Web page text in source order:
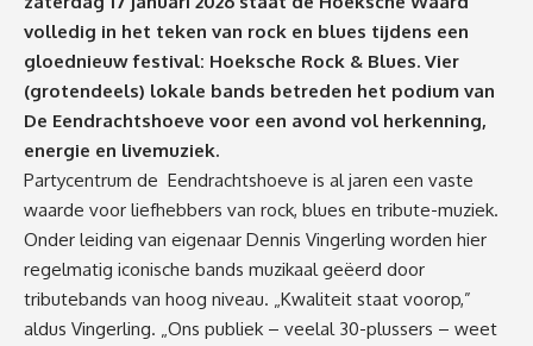
volledig in het teken van rock en blues tijdens een
gloednieuw festival: Hoeksche Rock & Blues. Vier
(grotendeels) lokale bands betreden het podium van
De Eendrachtshoeve voor een avond vol herkenning,
energie en livemuziek.
Partycentrum de Eendrachtshoeve is al jaren een vaste
waarde voor liefhebbers van rock, blues en tribute-muziek.
Onder leiding van eigenaar Dennis Vingerling worden hier
regelmatig iconische bands muzikaal geëerd door
tributebands van hoog niveau. „Kwaliteit staat voorop,”
aldus Vingerling. „Ons publiek – veelal 30-plussers – weet